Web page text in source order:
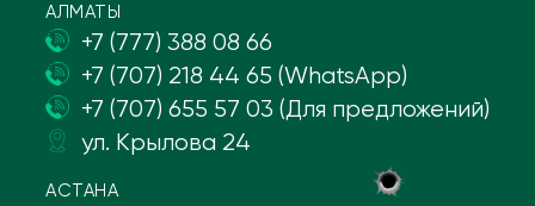
АЛМАТЫ
+7 (777) 388 08 66
+7 (707) 218 44 65 (WhatsApp)
+7 (707) 655 57 03 (Для предложений)
ул. Крылова 24
АСТАНА